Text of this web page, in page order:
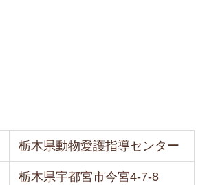
栃木県動物愛護指導センター
栃木県宇都宮市今宮4-7-8